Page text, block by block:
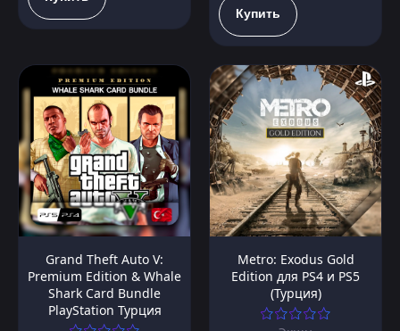
Купить
Grand Theft Auto V:
Premium Edition & Whale
Shark Card Bundle
PlayStation Турция
Metro: Exodus Gold
Edition для PS4 и PS5
(Турция)